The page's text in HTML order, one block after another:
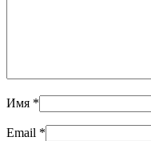
Имя *
Email *